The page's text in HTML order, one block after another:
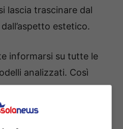
lascia trascinare dal
estetico.
informarsi su tutte le
analizzati. Così
l’acquisto con
sta vendendo